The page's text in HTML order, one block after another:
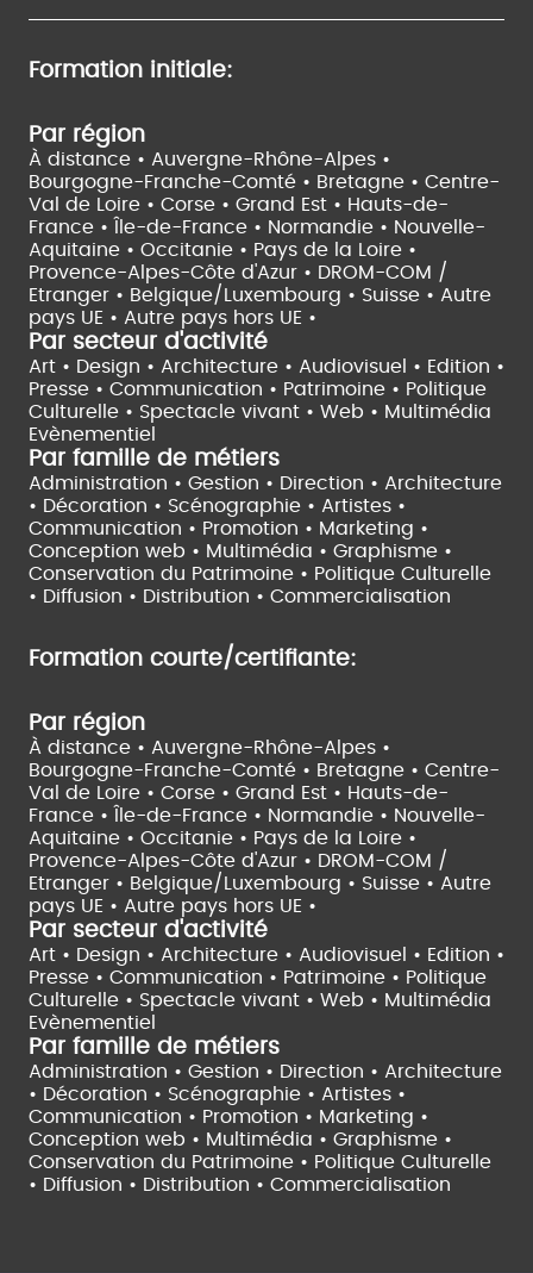
Formation initiale:
Par région
À distance • Auvergne-Rhône-Alpes •
Bourgogne-Franche-Comté • Bretagne • Centre-
Val de Loire • Corse • Grand Est • Hauts-de-
France •
Île-de-France • Normandie • Nouvelle-
Aquitaine • Occitanie • Pays de la Loire •
Provence-Alpes-Côte d'Azur • DROM-COM /
Etranger • Belgique/Luxembourg • Suisse • Autre
pays UE • Autre pays hors UE •
Par secteur d'activité
Art • Design • Architecture • Audiovisuel • Edition •
Presse • Communication • Patrimoine • Politique
Culturelle • Spectacle vivant • Web • Multimédia
Evènementiel
Par famille de métiers
Administration • Gestion • Direction • Architecture
• Décoration • Scénographie • Artistes •
Communication • Promotion • Marketing •
Conception web • Multimédia • Graphisme •
Conservation du Patrimoine • Politique Culturelle
• Diffusion • Distribution • Commercialisation
Formation courte/certifiante:
Par région
À distance • Auvergne-Rhône-Alpes •
Bourgogne-Franche-Comté • Bretagne • Centre-
Val de Loire • Corse • Grand Est • Hauts-de-
France •
Île-de-France • Normandie • Nouvelle-
Aquitaine • Occitanie • Pays de la Loire •
Provence-Alpes-Côte d'Azur • DROM-COM /
Etranger • Belgique/Luxembourg • Suisse • Autre
pays UE • Autre pays hors UE •
Par secteur d'activité
Art • Design • Architecture • Audiovisuel • Edition •
Presse • Communication • Patrimoine • Politique
Culturelle • Spectacle vivant • Web • Multimédia
Evènementiel
Par famille de métiers
Administration • Gestion • Direction • Architecture
• Décoration • Scénographie • Artistes •
Communication • Promotion • Marketing •
Conception web • Multimédia • Graphisme •
Conservation du Patrimoine • Politique Culturelle
• Diffusion • Distribution • Commercialisation